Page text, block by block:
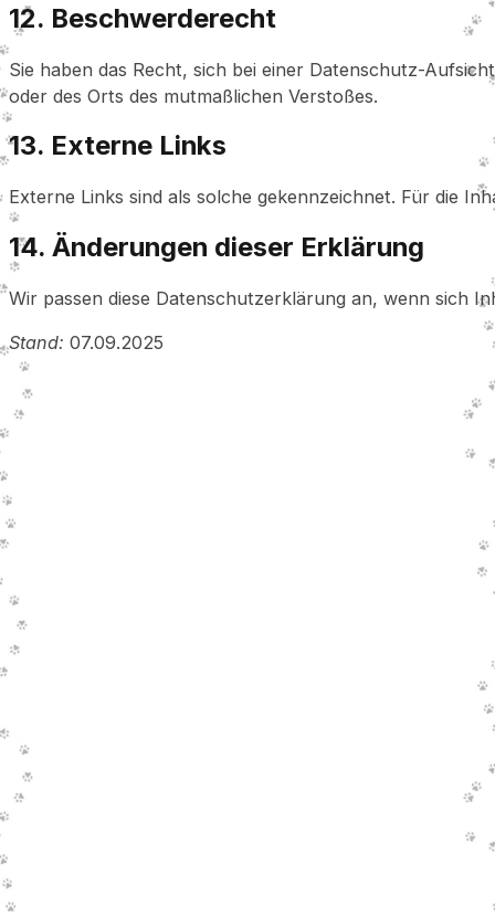
12. Beschwerderecht
Sie haben das Recht, sich bei einer Datenschutz-
oder des Orts des mutmaßlichen Verstoßes.
13. Externe Links
Externe Links sind als solche gekennzeichnet. Für die
14. Änderungen dieser Erklärung
Wir passen diese Datenschutzerklärung an, wenn sich
Stand: 07.09.2025